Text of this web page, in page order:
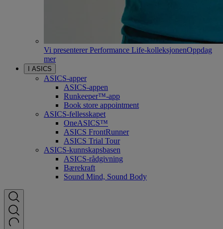
Vi presenterer Performance Life-kolleksjonenOppdag
mer
I ASICS
ASICS-apper
ASICS-appen
Runkeeper™-app
Book store appointment
ASICS-fellesskapet
OneASICS™
ASICS FrontRunner
ASICS Trial Tour
ASICS-kunnskapsbasen
ASICS-rådgivning
Bærekraft
Sound Mind, Sound Body